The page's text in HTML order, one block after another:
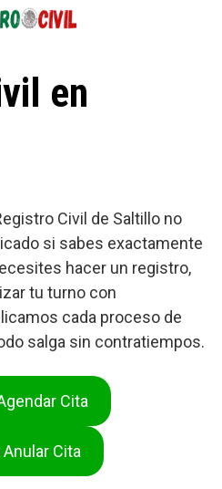
en
Civil de Saltillo no
si sabes exactamente
hacer un registro,
tu turno con
cada proceso de
salga sin contratiempos.
Cita
Cita